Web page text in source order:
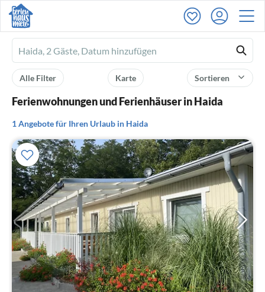
Ferienhausmiete
logo
Sortieren
Karte
Alle Filter
Ferienwohnungen und Ferienhäuser in Haida
1 Angebote für Ihren Urlaub in Haida